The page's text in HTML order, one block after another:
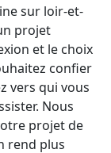
sur loir-et-
projet
et le choix
confier
vers qui vous
Nous
projet de
rend plus